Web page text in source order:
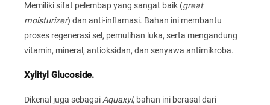
Memiliki sifat pelembap yang sangat baik (great
moisturizer) dan anti-inflamasi. Bahan ini membantu
proses regenerasi sel, pemulihan luka, serta mengandung
vitamin, mineral, antioksidan, dan senyawa antimikroba.
Xylityl Glucoside.
Dikenal juga sebagai Aquaxyl, bahan ini berasal dari